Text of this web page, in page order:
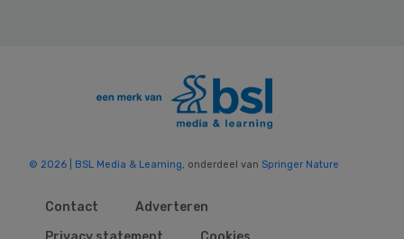
© 2026 | BSL Media & Learning, onderdeel van Springer Nature
Contact
Adverteren